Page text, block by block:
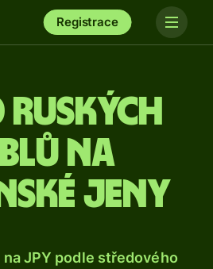
Registrace
ruských
na
jeny
na JPY podle středového